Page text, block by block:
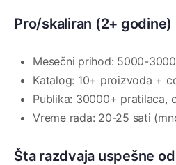
Pro/skaliran (2+ godine)
Mesečni prihod: 5000-
Katalog: 10+ proizvoda +
Publika: 30000+ pratilaca,
Vreme rada: 20-25 sati
Šta razdvaja uspešne